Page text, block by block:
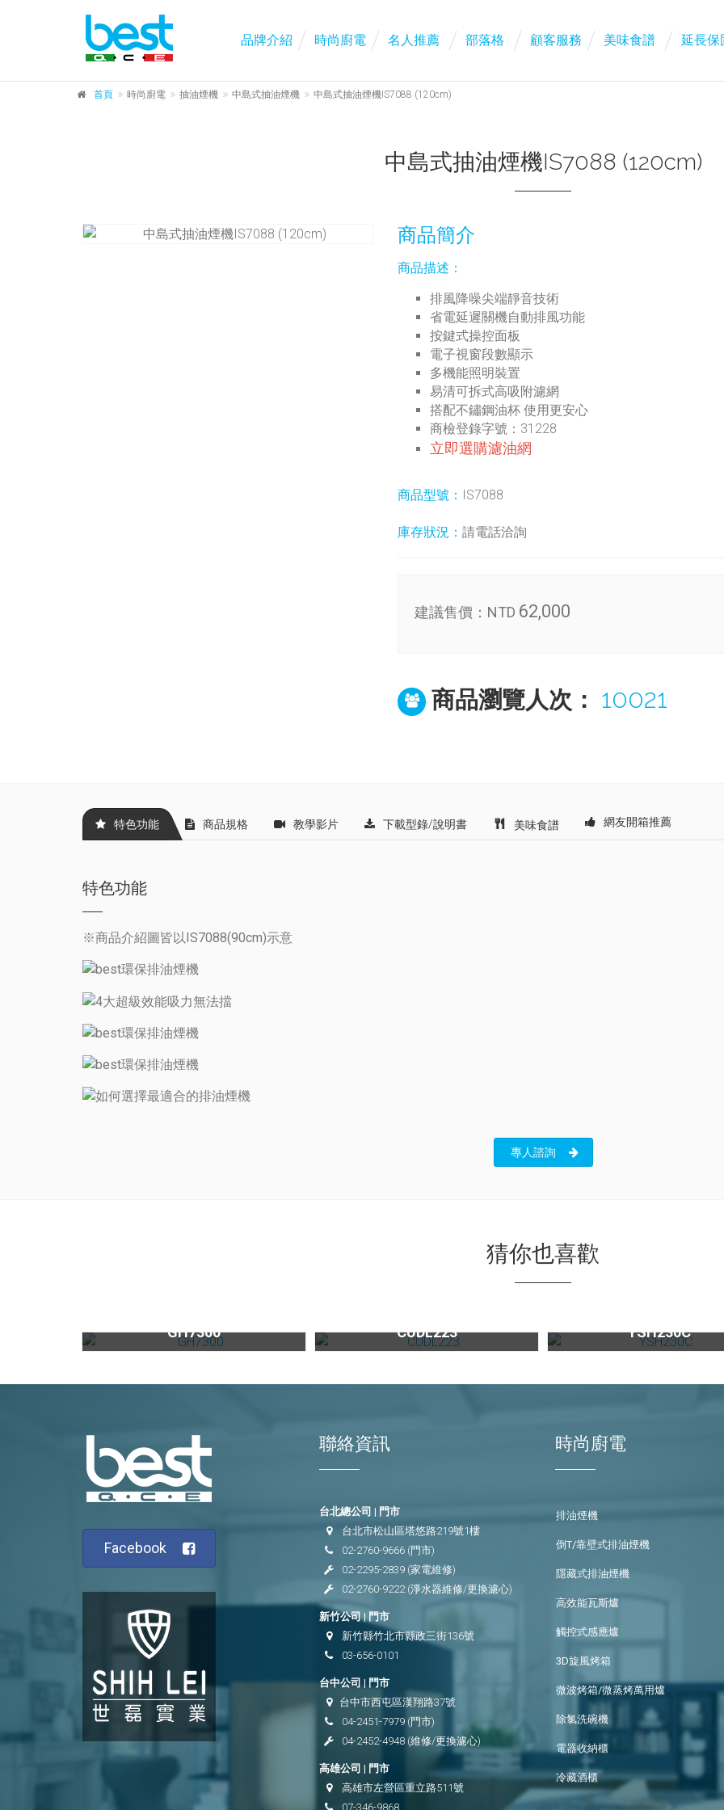
品牌介紹 時尚廚電 名人推薦 部落格 顧客服務 美味食譜 延長保
首頁 時尚廚電 抽油煙機 中島式抽油煙機 中島式抽油煙機IS7088 (120cm)
中島式抽油煙機IS7088 (120cm)
商品簡介
商品描述：
排風降噪尖端靜音技術
省電延遲關機自動排風功能
按鍵式操控面板
電子視窗段數顯示
多機能照明裝置
易清可拆式高吸附濾網
搭配不鏽鋼油杯 使用更安心
商檢登錄字號：31228
立即選購濾油網
商品型號： IS7088
庫存狀況： 請電話洽詢
建議售價： NTD 62,000
商品瀏覽人次： 10021
特色功能 商品規格 教學影片 下載型錄/說明書 美味食譜 網友開箱推薦
特色功能
※商品介紹圖皆以IS7088(90cm)示意
專人諮詢
猜你也喜歡
GH7300 CUDL223 YSH230C
Facebook
聯絡資訊
台北總公司 | 門市
台北市松山區塔悠路219號1樓
02-2760-9666(門市)
02-2295-2839(家電維修)
02-2760-9222(淨水器維修/更換濾心)
新竹公司 | 門市
新竹縣竹北市縣政三街136號
03-656-0101
台中公司 | 門市
台中市西屯區漢翔路37號
04-2451-7979(門市)
04-2452-4948(維修/更換濾心)
高雄公司 | 門市
高雄市左營區重立路511號
07-346-9868
時尚廚電
排油煙機
倒T/靠壁式排油煙機
隱藏式排油煙機
高效能瓦斯爐
觸控式感應爐
3D旋風烤箱
微波烤箱/微蒸烤萬用爐
除氯洗碗機
電器收納櫃
冷藏酒櫃